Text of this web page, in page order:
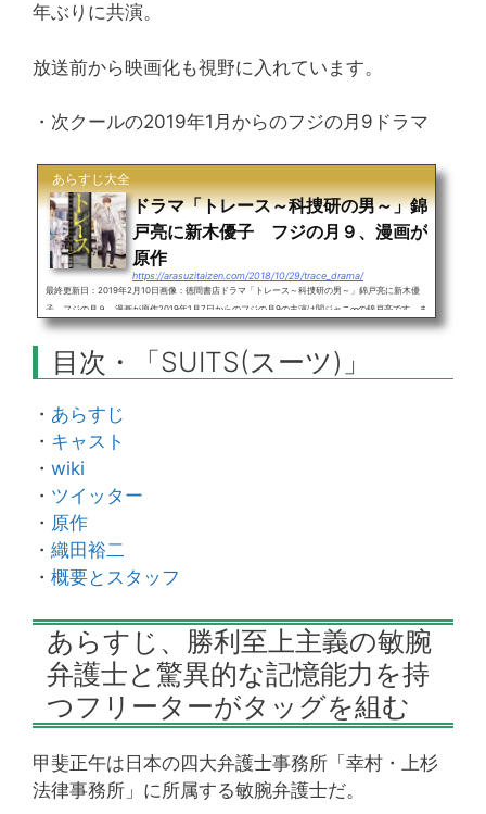
年ぶりに共演。
放送前から映画化も視野に入れています。
・次クールの2019年1月からのフジの月9ドラマ
あらすじ大全
ドラマ「トレース～科捜研の男～」錦
戸亮に新木優子 フジの月９、漫画が
原作
https://arasuzitaizen.com/2018/10/29/trace_drama/
最終更新日：2019年2月10日画像：徳間書店ドラマ「トレース～科捜研の男～」錦戸亮に新木優
子 フジの月９、漫画が原作2019年1月7日からのフジの月9の主演は関ジャニ∞の錦戸亮です。ま
ず、「トレース～科捜研の男～」のあらすじを一言でまとめます。高い技術を持ち協調性のない法
科捜研法医研究員の追想」。主役の錦戸亮の相棒は新木優子、二人が所属する科捜研と対立しがち
な刑事を船越英一郎が演じます。目次・トレース～科捜研の男～・あ...
目次・「SUITS(スーツ)」
・ あらすじ
・ キャスト
・ wiki
・ ツイッター
・ 原作
・ 織田裕二
・ 概要とスタッフ
あらすじ、勝利至上主義の敏腕
弁護士と驚異的な記憶能力を持
つフリーターがタッグを組む
甲斐正午は日本の四大弁護士事務所「幸村・上杉
法律事務所」に所属する敏腕弁護士だ。